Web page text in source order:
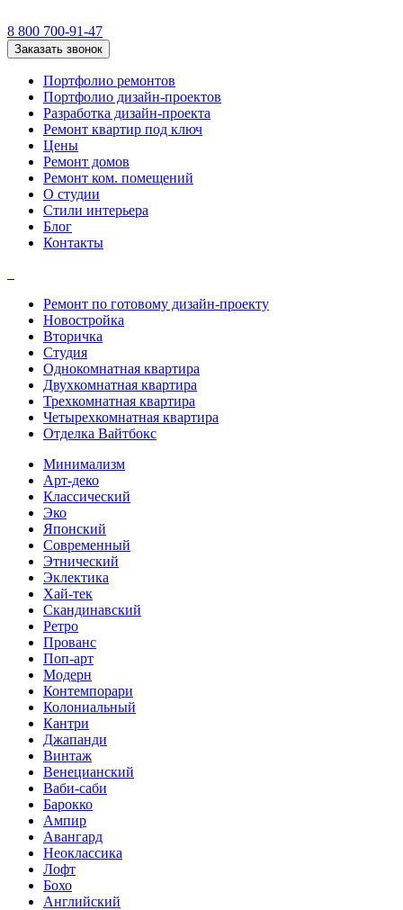
8 800 700-91-47
Заказать звонок
Портфолио ремонтов
Портфолио дизайн-проектов
Разработка дизайн-проекта
Ремонт квартир под ключ
Цены
Ремонт домов
Ремонт ком. помещений
О студии
Стили интерьера
Блог
Контакты
Ремонт по готовому дизайн-проекту
Новостройка
Вторичка
Студия
Однокомнатная квартира
Двухкомнатная квартира
Трехкомнатная квартира
Четырехкомнатная квартира
Отделка Вайтбокс
Минимализм
Арт-деко
Классический
Эко
Японский
Современный
Этнический
Эклектика
Хай-тек
Скандинавский
Ретро
Прованс
Поп-арт
Модерн
Контемпорари
Колониальный
Кантри
Джапанди
Винтаж
Венецианский
Ваби-саби
Барокко
Ампир
Авангард
Неоклассика
Лофт
Бохо
Английский